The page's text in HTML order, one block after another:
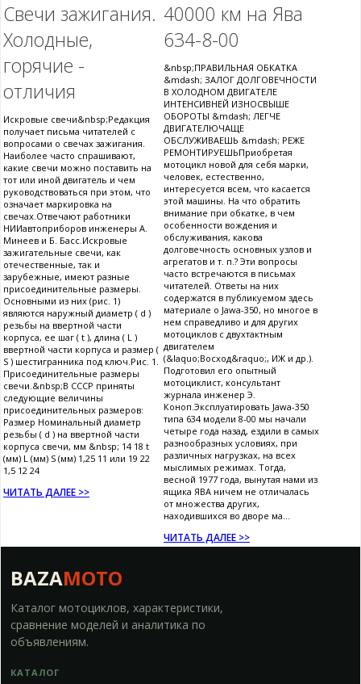
Свечи зажигания.
Холодные,
горячие -
отличия
Искровые свечи&nbsp;Редакция
получает письма читателей с
вопросами о свечах зажигания.
Наиболее часто спрашивают,
какие свечи можно поставить на
тот или иной двигатель и чем
руководствоваться при этом, что
означает маркировка на
свечах.Отвечают работники
НИИавтоприборов инженеры А.
Минеев и Б. Басс.Искровые
зажигательные свечи, как
отечественные, так и
зарубежные, имеют разные
присоединительные размеры.
Основными из них (рис. 1)
являются наружный диаметр ( d )
резьбы на ввертной части
корпуса, ее шаг ( t ), длина ( L )
ввертной части корпуса и размер (
S ) шестигранника под ключ.Рис. 1.
Присоединительные размеры
свечи.&nbsp;В СССР приняты
следующие величины
присоединительных размеров:
Размер Номинальный диаметр
резьбы ( d ) на ввертной части
корпуса свечи, мм &nbsp; 14 18 t
(мм) L (мм) S (мм) 1,25 11 или 19 22
1,5 12 24
ЧИТАТЬ ДАЛЕЕ >>
40000 км на Ява
634-8-00
&nbsp;ПРАВИЛЬНАЯ ОБКАТКА
&mdash; ЗАЛОГ ДОЛГОВЕЧНОСТИ
В ХОЛОДНОМ ДВИГАТЕЛЕ
ИНТЕНСИВНЕЙ ИЗНОСВЫШЕ
ОБОРОТЫ &mdash; ЛЕГЧЕ
ДВИГАТЕЛЮЧАЩЕ
ОБСЛУЖИВАЕШЬ &mdash; РЕЖЕ
РЕМОНТИРУЕШЬПриобретая
мотоцикл новой для себя марки,
человек, естественно,
интересуется всем, что касается
этой машины. На что обратить
внимание при обкатке, в чем
особенности вождения и
обслуживания, какова
долговечность основных узлов и
агрегатов и т. п.? Эти вопросы
часто встречаются в письмах
читателей. Ответы на них
содержатся в публикуемом здесь
материале о Jawa-350, но многое в
нем справедливо и для других
мотоциклов с двухтактным
двигателем
(&laquo;Восход&raquo;, ИЖ и др.).
Подготовил его опытный
мотоциклист, консультант
журнала инженер Э.
Коноп.Эксплуатировать Jawa-350
типа 634 модели 8-00 мы начали
четыре года назад, ездили в самых
разнообразных условиях, при
различных нагрузках, на всех
мыслимых режимах. Тогда,
весной 1977 года, вынутая нами из
ящика ЯВА ничем не отличалась
от множества других,
находившихся во дворе ма...
ЧИТАТЬ ДАЛЕЕ >>
BAZAMOTO
Каталог мотоциклов, характеристики,
сравнение моделей и аналитика по
объявлениям.
КАТАЛОГ